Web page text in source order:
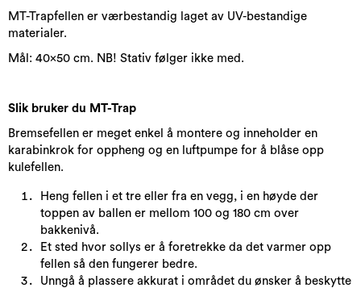
MT-Trapfellen er værbestandig laget av UV-bestandige
materialer.
Mål: 40x50 cm. NB! Stativ følger ikke med.
Slik bruker du MT-Trap
Bremsefellen er meget enkel å montere og inneholder en
karabinkrok for oppheng og en luftpumpe for å blåse opp
kulefellen.
Heng fellen i et tre eller fra en vegg, i en høyde der
toppen av ballen er mellom 100 og 180 cm over
bakkenivå.
Et sted hvor sollys er å foretrekke da det varmer opp
fellen så den fungerer bedre.
Unngå å plassere akkurat i området du ønsker å beskytte